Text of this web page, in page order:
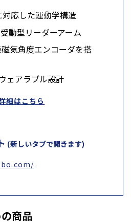
応した運動学構造
動型リーダーアーム
気角度エンコーダを搭
ェアラブル設計
細はこちら
(新しいタブで開きます)
商品